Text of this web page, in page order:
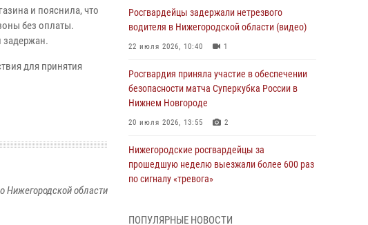
и пояснила, что
без оплаты.
задержан.
для принятия
Нижегородской области
Росгвардейцы задержали нетрезвого
водителя в Нижегородской области (видео)
22 июля 2026, 10:40 1
Росгвардия приняла участие в обеспечении
безопасности матча Суперкубка России в
Нижнем Новгороде
20 июля 2026, 13:55 2
Нижегородские росгвардейцы за
прошедшую неделю выезжали более 600 раз
по сигналу «тревога»
ПОПУЛЯРНЫЕ НОВОСТИ